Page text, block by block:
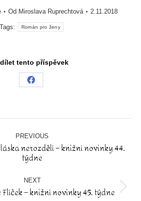
Od Miroslava Ruprechtová 2.11.2018
Tags: Román pro ženy
tento příspěvek
Share
PREVIOUS
Previous
nerozdělí – knižní novinky 44.
týdne
NEXT
Next
Flíček – knižní novinky 45. týdne